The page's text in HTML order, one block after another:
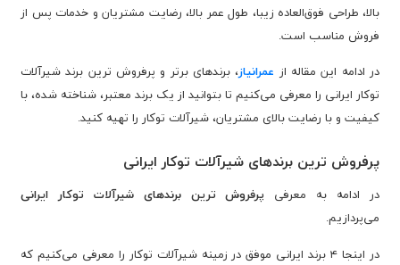
بالا، طراحی فوق‌العاده زیبا، طول عمر بالا، رضایت مشتریان و خدمات پس از
فروش مناسب است.
در ادامه این مقاله از عمرانیاز، برندهای برتر و پرفروش ترین برند شیرآلات
توکار ایرانی را معرفی می‌کنیم تا بتوانید از یک برند معتبر، شناخته شده، با
کیفیت و با رضایت بالای مشتریان، شیرآلات توکار را تهیه کنید.
پرفروش ترین برندهای شیرآلات توکار ایرانی
در ادامه به معرفی پرفروش‌ ترین برندهای شیرآلات توکار ایرانی
می‌پردازیم.
در اینجا ۴ برند ایرانی موفق در زمینه شیرآلات توکار را معرفی می‌کنیم که